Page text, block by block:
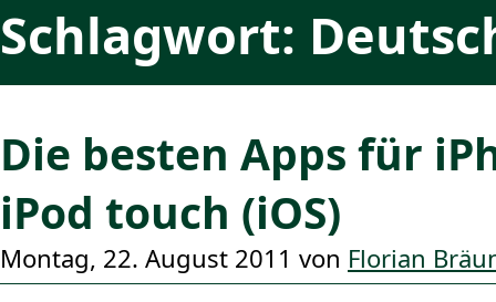
Schlagwort:
Die besten Apps für
iPod touch (iOS)
Montag, 22. August 2011 von Florian